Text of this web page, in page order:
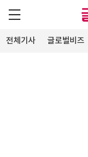
전체기사 글로벌비즈